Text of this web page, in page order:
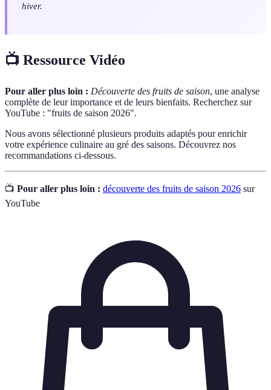
hiver.
📺 Ressource Vidéo
Pour aller plus loin : Découverte des fruits de saison, une analyse
complète de leur importance et de leurs bienfaits. Recherchez sur
YouTube : "fruits de saison 2026".
Nous avons sélectionné plusieurs produits adaptés pour enrichir
votre expérience culinaire au gré des saisons. Découvrez nos
recommandations ci-dessous.
📺 Pour aller plus loin : découverte des fruits de saison 2026 sur
YouTube